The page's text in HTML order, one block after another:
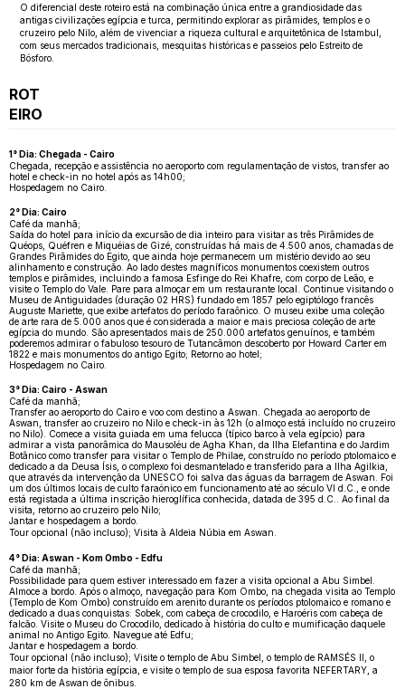
O diferencial deste roteiro está na combinação única entre a grandiosidade das
antigas civilizações egípcia e turca, permitindo explorar as pirâmides, templos e o
cruzeiro pelo Nilo, além de vivenciar a riqueza cultural e arquitetônica de Istambul,
com seus mercados tradicionais, mesquitas históricas e passeios pelo Estreito de
Bósforo.
ROT
EIRO
1° Dia: Chegada - Cairo
Chegada, recepção e assistência no aeroporto com regulamentação de vistos, transfer ao
hotel e check-in no hotel após as 14h00;
Hospedagem no Cairo.
2° Dia: Cairo
Café da manhã;
Saída do hotel para início da excursão de dia inteiro para visitar as três Pirâmides de
Quéops, Quéfren e Miquéias de Gizé, construídas há mais de 4.500 anos, chamadas de
Grandes Pirâmides do Egito, que ainda hoje permanecem um mistério devido ao seu
alinhamento e construção. Ao lado destes magníficos monumentos coexistem outros
templos e pirâmides, incluindo a famosa Esfinge do Rei Khafre, com corpo de Leão, e
visite o Templo do Vale. Pare para almoçar em um restaurante local. Continue visitando o
Museu de Antiguidades (duração 02 HRS) fundado em 1857 pelo egiptólogo francês
Auguste Mariette, que exibe artefatos do período faraônico. O museu exibe uma coleção
de arte rara de 5.000 anos que é considerada a maior e mais preciosa coleção de arte
egípcia do mundo. São apresentados mais de 250.000 artefatos genuínos, e também
poderemos admirar o fabuloso tesouro de Tutancâmon descoberto por Howard Carter em
1822 e mais monumentos do antigo Egito; Retorno ao hotel;
Hospedagem no Cairo.
3° Dia: Cairo - Aswan
Café da manhã;
Transfer ao aeroporto do Cairo e voo com destino a Aswan. Chegada ao aeroporto de
Aswan, transfer ao cruzeiro no Nilo e check-in às 12h (o almoço está incluído no cruzeiro
no Nilo). Comece a visita guiada em uma felucca (típico barco à vela egípcio) para
admirar a vista panorâmica do Mausoléu de Agha Khan, da Ilha Elefantina e do Jardim
Botânico como transfer para visitar o Templo de Philae, construído no período ptolomaico e
dedicado a da Deusa Ísis, o complexo foi desmantelado e transferido para a Ilha Agilkia,
que através da intervenção da UNESCO foi salva das águas da barragem de Aswan. Foi
um dos últimos locais de culto faraónico em funcionamento até ao século VI d.C., e onde
está registada a última inscrição hieroglífica conhecida, datada de 395 d.C.. Ao final da
visita, retorno ao cruzeiro pelo Nilo;
Jantar e hospedagem a bordo.
Tour opcional (não incluso); Visita à Aldeia Núbia em Aswan.
4° Dia: Aswan - Kom Ombo - Edfu
Café da manhã;
Possibilidade para quem estiver interessado em fazer a visita opcional a Abu Simbel.
Almoce a bordo. Após o almoço, navegação para Kom Ombo, na chegada visita ao Templo
(Templo de Kom Ombo) construído em arenito durante os períodos ptolomaico e romano e
dedicado a duas conquistas: Sobek, com cabeça de crocodilo, e Haroéris com cabeça de
falcão. Visite o Museu do Crocodilo, dedicado à história do culto e mumificação daquele
animal no Antigo Egito. Navegue até Edfu;
Jantar e hospedagem a bordo.
Tour opcional (não incluso); Visite o templo de Abu Simbel, o templo de RAMSÉS II, o
maior forte da história egípcia, e visite o templo de sua esposa favorita NEFERTARY, a
280 km de Aswan de ônibus.